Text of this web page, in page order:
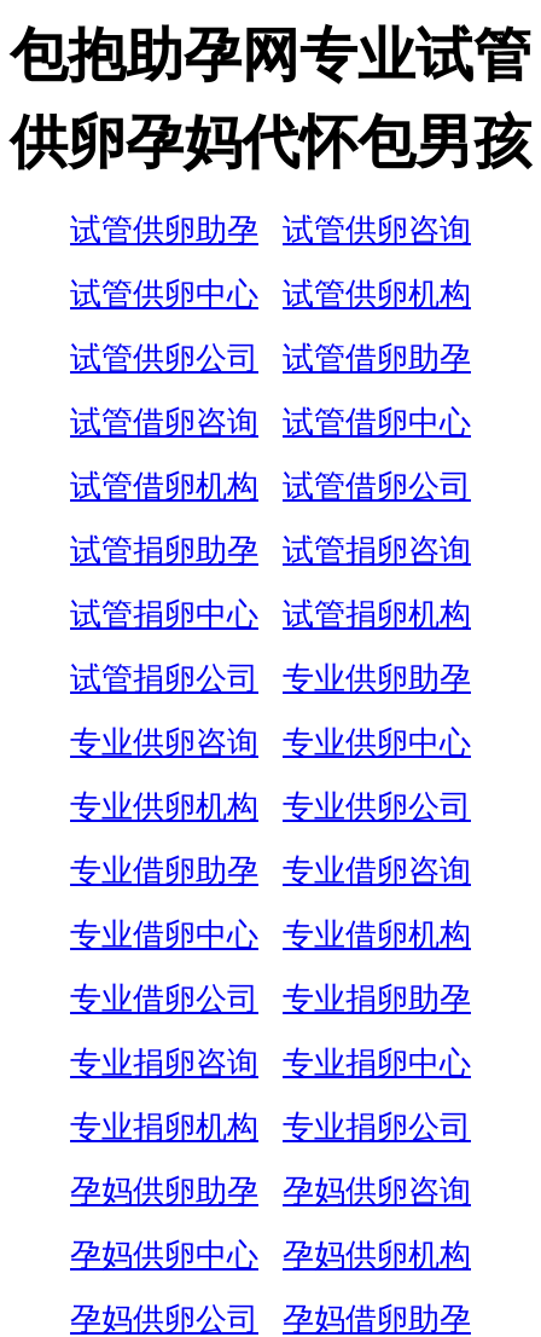
包抱助孕网专业试管
供卵孕妈代怀包男孩
试管供卵助孕
试管供卵咨询
试管供卵中心
试管供卵机构
试管供卵公司
试管借卵助孕
试管借卵咨询
试管借卵中心
试管借卵机构
试管借卵公司
试管捐卵助孕
试管捐卵咨询
试管捐卵中心
试管捐卵机构
试管捐卵公司
专业供卵助孕
专业供卵咨询
专业供卵中心
专业供卵机构
专业供卵公司
专业借卵助孕
专业借卵咨询
专业借卵中心
专业借卵机构
专业借卵公司
专业捐卵助孕
专业捐卵咨询
专业捐卵中心
专业捐卵机构
专业捐卵公司
孕妈供卵助孕
孕妈供卵咨询
孕妈供卵中心
孕妈供卵机构
孕妈供卵公司
孕妈借卵助孕